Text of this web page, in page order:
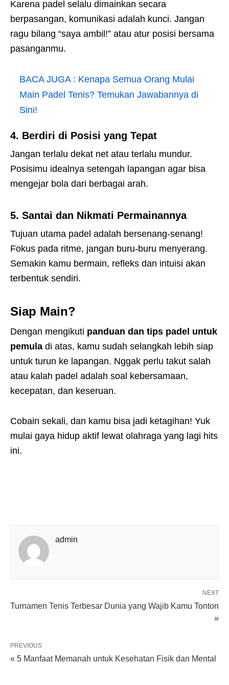
Karena padel selalu dimainkan secara
berpasangan, komunikasi adalah kunci. Jangan
ragu bilang “saya ambil!” atau atur posisi bersama
pasanganmu.
BACA JUGA : Kenapa Semua Orang Mulai
Main Padel Tenis? Temukan Jawabannya di
Sini!
4. Berdiri di Posisi yang Tepat
Jangan terlalu dekat net atau terlalu mundur.
Posisimu idealnya setengah lapangan agar bisa
mengejar bola dari berbagai arah.
5. Santai dan Nikmati Permainannya
Tujuan utama padel adalah bersenang-senang!
Fokus pada ritme, jangan buru-buru menyerang.
Semakin kamu bermain, refleks dan intuisi akan
terbentuk sendiri.
Siap Main?
Dengan mengikuti panduan dan tips padel untuk
pemula di atas, kamu sudah selangkah lebih siap
untuk turun ke lapangan. Nggak perlu takut salah
atau kalah padel adalah soal kebersamaan,
kecepatan, dan keseruan.
Cobain sekali, dan kamu bisa jadi ketagihan! Yuk
mulai gaya hidup aktif lewat olahraga yang lagi hits
ini.
admin
NEXT
Turnamen Tenis Terbesar Dunia yang Wajib Kamu Tonton
»
PREVIOUS
« 5 Manfaat Memanah untuk Kesehatan Fisik dan Mental